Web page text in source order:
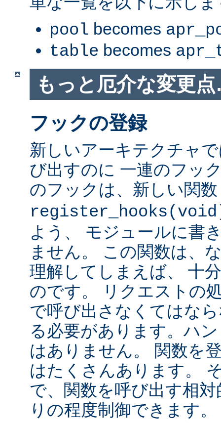
pool becomes
table becomes
もっと厄介な変更
フックの登録
新しいアーキテクチャ
び出すのに 一連のフッ
のフックは、新しい関
よう、 モジュールに書
ません。 この関数は、
理解してしまえば、 十
のです。 リクエストの
で呼び出さなくてはな
る必要があります。ハ
はありません。 関数を
はたくさんあります。
で、関数を呼び出す相
りの程度制御できます。